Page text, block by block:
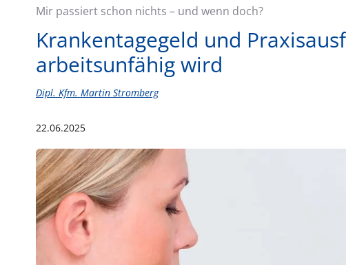
Mir passiert schon nichts – und wenn doch?
Krankentagegeld und
arbeitsunfähig wird
Dipl. Kfm. Martin Stromberg
22.06.2025